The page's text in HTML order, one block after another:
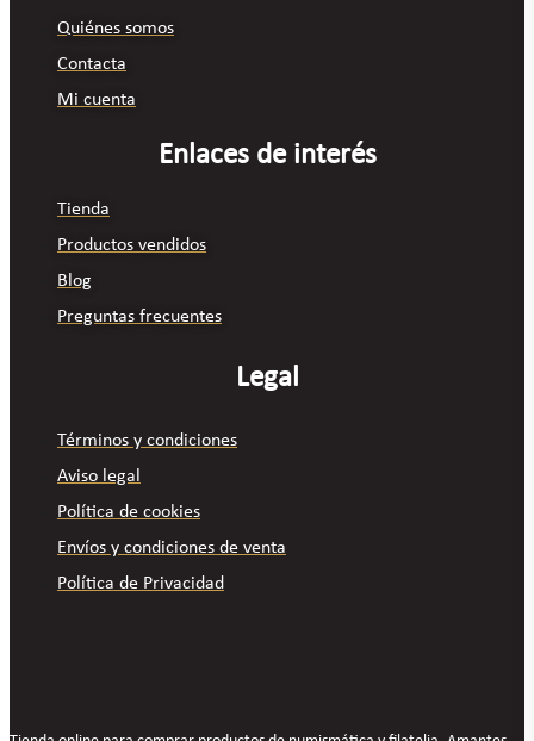
Quiénes somos
Contacta
Mi cuenta
Enlaces de interés
Tienda
Productos vendidos
Blog
Preguntas frecuentes
Legal
Términos y condiciones
Aviso legal
Política de cookies
Envíos y condiciones de venta
Política de Privacidad